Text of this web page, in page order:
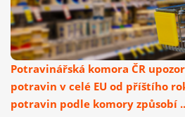
Potravinářská komora ČR
potravin v celé EU od příštího
potravin podle komory způsobí